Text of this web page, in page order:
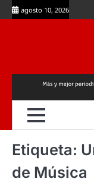
Skip
to
agosto 10, 2026
Etiqueta:
de Música